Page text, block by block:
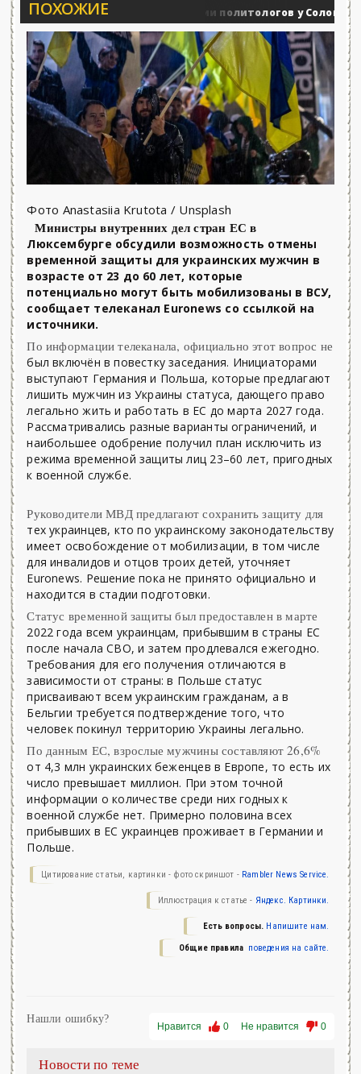
ПОХОЖИЕ
действия Вечерние баталии политологов у Соловьёва
Фото Anastasiia Krutota / Unsplash
Министры внутренних дел стран ЕС в
Люксембурге обсудили возможность отмены
временной защиты для украинских мужчин в
возрасте от 23 до 60 лет, которые
потенциально могут быть мобилизованы в ВСУ,
сообщает телеканал Euronews со ссылкой на
источники.
По информации телеканала, официально этот вопрос не
был включён в повестку заседания. Инициаторами
выступают Германия и Польша, которые предлагают
лишить мужчин из Украины статуса, дающего право
легально жить и работать в ЕС до марта 2027 года.
Рассматривались разные варианты ограничений, и
наибольшее одобрение получил план исключить из
режима временной защиты лиц 23–60 лет, пригодных
к военной службе.
Руководители МВД предлагают сохранить защиту для
тех украинцев, кто по украинскому законодательству
имеет освобождение от мобилизации, в том числе
для инвалидов и отцов троих детей, уточняет
Euronews. Решение пока не принято официально и
находится в стадии подготовки.
Статус временной защиты был предоставлен в марте
2022 года всем украинцам, прибывшим в страны ЕС
после начала СВО, и затем продлевался ежегодно.
Требования для его получения отличаются в
зависимости от страны: в Польше статус
присваивают всем украинским гражданам, а в
Бельгии требуется подтверждение того, что
человек покинул территорию Украины легально.
По данным ЕС, взрослые мужчины составляют 26,6%
от 4,3 млн украинских беженцев в Европе, то есть их
число превышает миллион. При этом точной
информации о количестве среди них годных к
военной службе нет. Примерно половина всех
прибывших в ЕС украинцев проживает в Германии и
Польше.
Цитирование статьи, картинки - фото скриншот - Rambler News Service.
Иллюстрация к статье - Яндекс. Картинки.
Есть вопросы. Напишите нам.
Общие правила поведения на сайте.
Нравится 0 Не нравится 0
Нашли ошибку?
Новости по теме